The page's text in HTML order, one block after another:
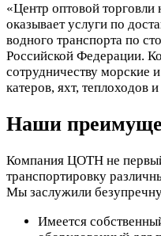
«Центр оптовой
оказывает услуги по
водного транспорта по
Российской Федерации.
сотрудничеству морские
катеров, яхт, теплоходов
Наши
Компания ЦОТН не
транспортировку
Мы заслужили
Имеется